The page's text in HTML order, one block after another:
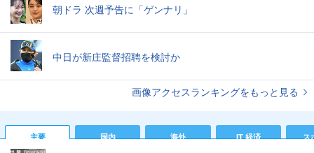
朝ドラ 次週予告に「ゲンナリ」
中日が新庄監督招聘を検討か
画像アクセスランキングをもっと見る
主要 国内 海外 IT 経済 ス